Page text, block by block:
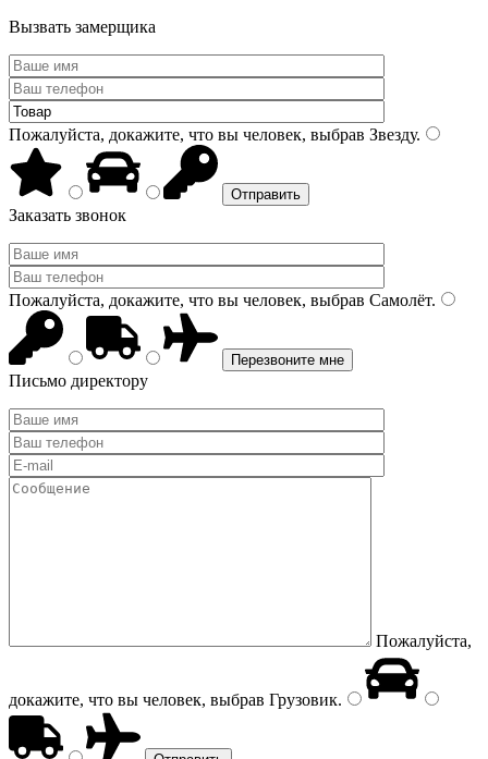
Вызвать замерщика
Пожалуйста, докажите, что вы человек, выбрав Звезду.
Заказать звонок
Пожалуйста, докажите, что вы человек, выбрав Самолёт.
Письмо директору
Пожалуйста,
докажите, что вы человек, выбрав Грузовик.